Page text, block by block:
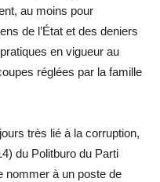
au moins pour
de l’État et des deniers
en vigueur au
réglées par la famille
très lié à la corruption,
du Politburo du Parti
nommer à un poste de